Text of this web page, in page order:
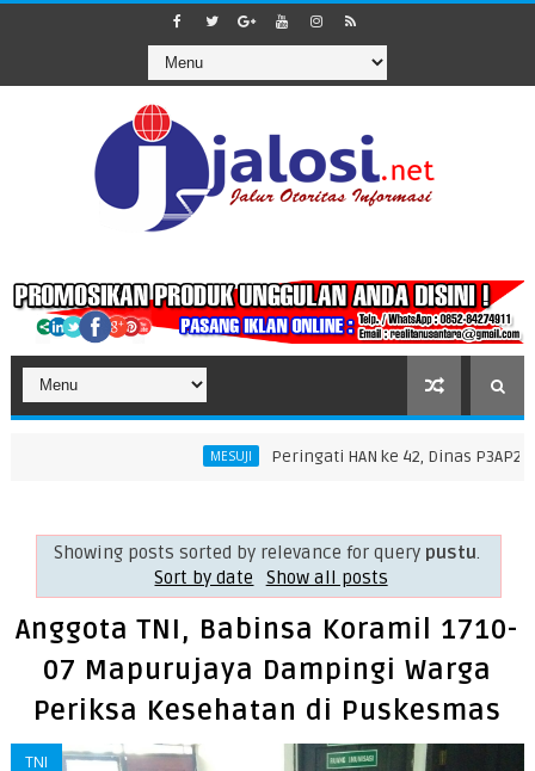
Peringati HAN ke 42, Dinas P3AP2KB
Showing posts sorted by relevance for query pustu.
Sort by date
Show all posts
Anggota TNI, Babinsa Koramil 1710-
07 Mapurujaya Dampingi Warga
Periksa Kesehatan di Puskesmas
TNI